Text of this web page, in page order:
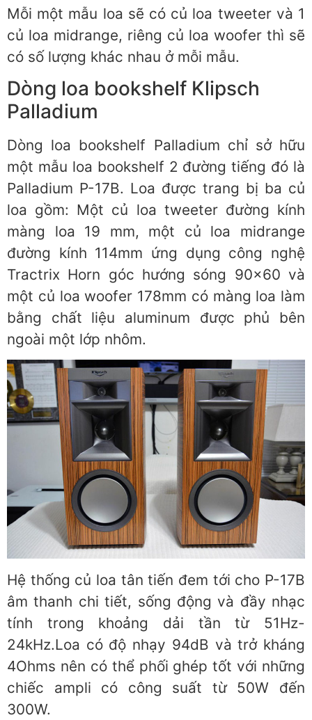
Mỗi một mẫu loa sẽ có củ loa tweeter và 1
củ loa midrange, riêng củ loa woofer thì sẽ
có số lượng khác nhau ở mỗi mẫu.
Dòng loa bookshelf Klipsch
Palladium
Dòng loa bookshelf Palladium chỉ sở hữu
một mẫu loa bookshelf 2 đường tiếng đó là
Palladium P-17B. Loa được trang bị ba củ
loa gồm: Một củ loa tweeter đường kính
màng loa 19 mm, một củ loa midrange
đường kính 114mm ứng dụng công nghệ
Tractrix Horn góc hướng sóng 90×60 và
một củ loa woofer 178mm có màng loa làm
bằng chất liệu aluminum được phủ bên
ngoài một lớp nhôm.
Hệ thống củ loa tân tiến đem tới cho P-17B
âm thanh chi tiết, sống động và đầy nhạc
tính trong khoảng dải tần từ 51Hz-
24kHz.Loa có độ nhạy 94dB và trở kháng
4Ohms nên có thể phối ghép tốt với những
chiếc ampli có công suất từ 50W đến
300W.